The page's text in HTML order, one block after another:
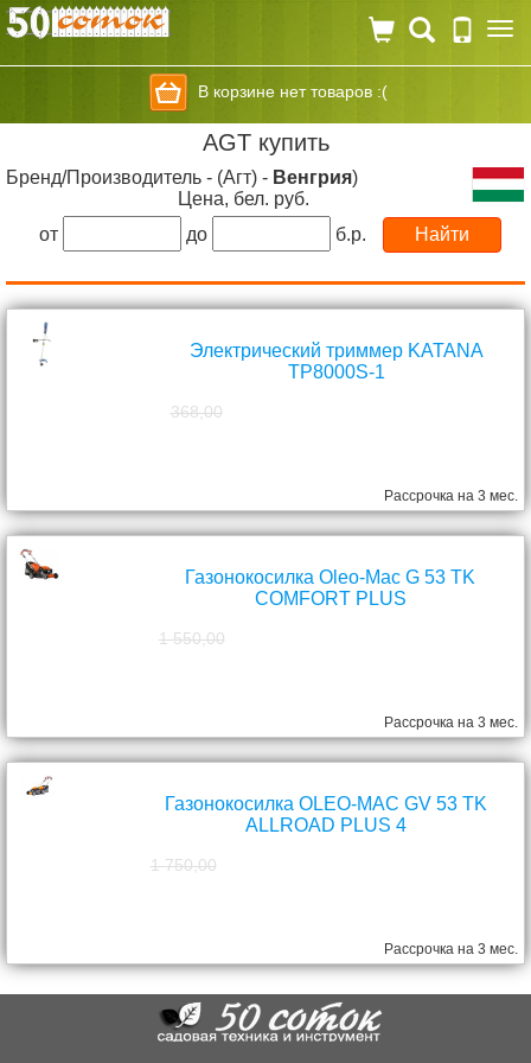
В корзине нет товаров :(
AGT купить
Бренд/Производитель - (Агт) - Венгрия)
Цена, бел. руб.
от
до б.р.
Электрический триммер KATANA
TP8000S-1
368,00
Рассрочка на 3 мес.
Газонокосилка Oleo-Mac G 53 TK
COMFORT PLUS
1 550,00
Рассрочка на 3 мес.
Газонокосилка OLEO-MAC GV 53 TK
ALLROAD PLUS 4
1 750,00
Рассрочка на 3 мес.